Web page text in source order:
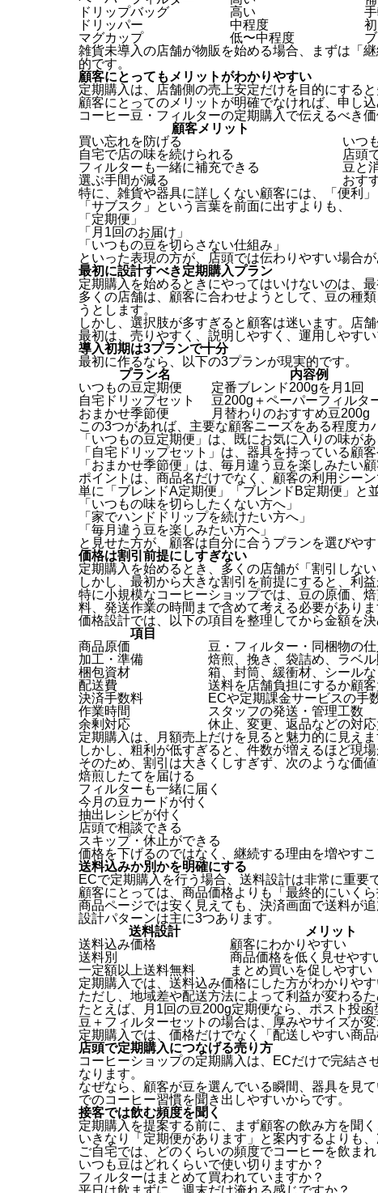
ドリップバッグ
高い
ドリッパー
中程度
マグカップ
低〜中程度
雑貨未導入の店舗が物販を始める場合、まずは「
的です。
顧客にとってもメリットがわかりやすい
定期購入は、店舗側の売上安定だけを目的にすると
顧客にとってのメリットが明確でなければ、申し込
コーヒー豆・フィルターの定期購入で伝えるべき
顧客メリット
買い忘れを防げる
いつ
自宅で店の味を続けられる
店頭
フィルターも一緒に補充できる
豆と
選ぶ手間が減る
おす
特に、雑貨や器具に詳しくない顧客には、「便利
「サブスク」という言葉を前面に出すよりも、
「定期便」
「月1回のお届け」
「いつもの豆を切らさない仕組み」
といった表現の方が、店頭では伝わりやすい場合が
最初に設計すべき定期購入プラン
定期購入を始めるときにやってはいけないのは、
多くの店舗は、顧客に合わせようとして、豆の種
うとします。
しかし、選択肢が多すぎると顧客は迷います。店
最初は、売りやすく、説明しやすく、運用しやす
導入初期は3プランで十分
最初に作るなら、以下の3プランが現実的です。
プラン名
内容例
いつもの豆定期便
定番ブレンド200gを月1回
自宅ドリップセット
豆200g＋ペーパーフィルタ
おまかせ季節便
月替わりのおすすめ豆200g
この3つがあれば、主要な顧客ニーズをある程度カ
「いつもの豆定期便」は、既にお気に入りの味が
「自宅ドリップセット」は、器具を持っている顧
「おまかせ季節便」は、毎月違う豆を楽しみたい
ポイントは、商品名だけでなく、顧客の利用シーン
単に「ブレンドA定期便」「ブレンドB定期便」と
「いつもの味を切らしたくない方へ」
「家でハンドドリップを続けたい方へ」
「毎月違う豆を楽しみたい方へ」
と見せた方が、顧客は自分に合うプランを選びやす
価格は割引前提にしすぎない
定期購入を始めるとき、多くの店舗が「割引しな
しかし、最初から大きな割引を前提にすると、利益
特に小規模なコーヒーショップでは、豆の原価、
料、発送作業の時間まで含めて考える必要がありま
価格設計では、以下の項目を整理してから金額を決
項目
商品原価
豆・フィルター・同梱物の
加工・準備
焙煎、挽き、袋詰め、ラベル
梱包資材
箱、封筒、緩衝材、シール
配送費
送料を店舗負担にするか顧
決済手数料
ECや定期課金サービスの手
作業時間
スタッフの発送・管理工数
余剰対応
休止、変更、返品などの対
定期購入は、月額売上だけを見ると魅力的に見えま
しかし、粗利が低すぎると、件数が増えるほど現場
そのため、割引は大きくしすぎず、次のような価
焙煎したてを届ける
フィルターも一緒に届く
今月の豆カードが付く
抽出レシピが付く
店頭で相談できる
スキップ・休止ができる
価格を下げるのではなく、継続する理由を増やすこ
送料込みか別かを明確にする
ECで定期購入を行う場合、送料設計は非常に重要
顧客にとっては、商品価格よりも「最終的にいくら
商品ページでは安く見えても、決済画面で送料が
設計パターンは主に3つあります。
送料設計
メリット
送料込み価格
顧客にわかりやすい
送料別
商品価格を低く見せやす
一定額以上送料無料
まとめ買いを促しやすい
定期購入では、送料込み価格にした方がわかりやす
ただし、地域差や配送方法によって利益が変わる
たとえば、月1回の豆200g定期便なら、ポスト投
豆＋フィルターセットの場合は、厚みやサイズが
定期購入では、価格だけでなく「配送しやすい商
店頭で定期購入につなげる売り方
コーヒーショップの定期購入は、ECだけで完結さ
なります。
なぜなら、顧客が豆を選んでいる瞬間、器具を見
でのコーヒー習慣を聞き出しやすいからです。
接客では飲む頻度を聞く
定期購入を提案する前に、まず顧客の飲み方を聞く
いきなり「定期便があります」と案内するよりも
ご自宅では、どのくらいの頻度でコーヒーを飲まれ
いつも豆はどれくらいで使い切りますか？
フィルターはまとめて買われていますか？
平日は飲まずに、週末だけ淹れる感じですか？